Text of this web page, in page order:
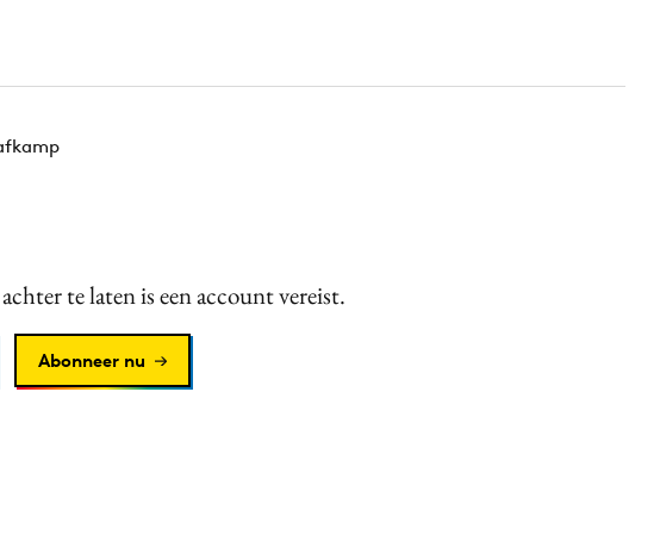
te laten is een account vereist.
Abonneer nu